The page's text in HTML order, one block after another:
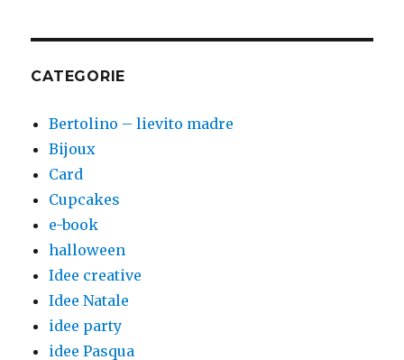
CATEGORIE
Bertolino – lievito madre
Bijoux
Card
Cupcakes
e-book
halloween
Idee creative
Idee Natale
idee party
idee Pasqua